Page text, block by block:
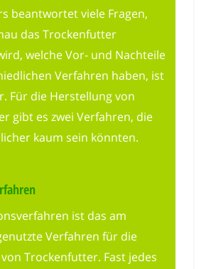
beantwortet viele Fragen,
das Trockenfutter
welche Vor- und Nachteile
Verfahren haben, ist
Für die Herstellung von
gibt es zwei Verfahren, die
kaum sein könnten.
ist das am
Verfahren für die
Trockenfutter. Fast jedes